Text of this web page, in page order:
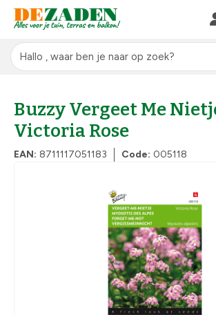
Buzzy Vergeet Me
Victoria Rose
EAN: 8711117051183 Code: 005118